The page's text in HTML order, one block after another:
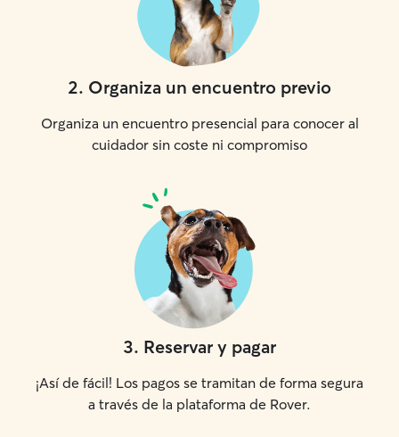
2. Organiza un encuentro previo
Organiza un encuentro presencial para conocer al
cuidador sin coste ni compromiso
3. Reservar y pagar
¡Así de fácil! Los pagos se tramitan de forma segura
a través de la plataforma de Rover.